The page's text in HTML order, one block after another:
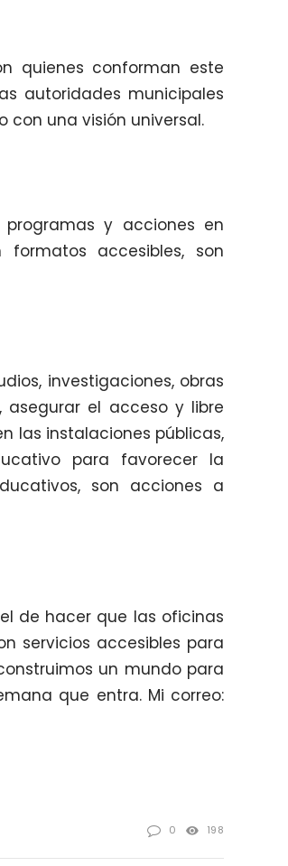
quienes conforman este
autoridades municipales
con una visión universal.
programas y acciones en
accesibles, son
investigaciones, obras
asegurar el acceso y libre
las instalaciones públicas,
para favorecer la
son acciones a
de hacer que las oficinas
servicios accesibles para
un mundo para
que entra. Mi correo:
0 198